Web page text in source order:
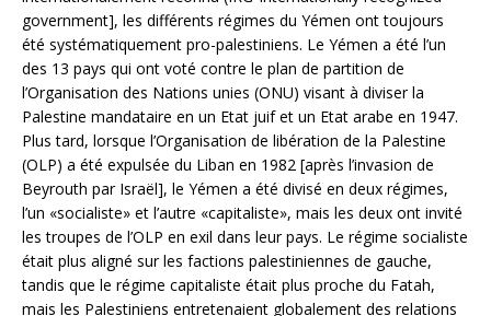
government], les différents régimes du Yémen ont toujours
été systématiquement pro-palestiniens. Le Yémen a été l’un
des 13 pays qui ont voté contre le plan de partition de
l’Organisation des Nations unies (ONU) visant à diviser la
Palestine mandataire en un Etat juif et un Etat arabe en 1947.
Plus tard, lorsque l’Organisation de libération de la Palestine
(OLP) a été expulsée du Liban en 1982 [après l’invasion de
Beyrouth par Israël], le Yémen a été divisé en deux régimes,
l’un «socialiste» et l’autre «capitaliste», mais les deux ont invité
les troupes de l’OLP en exil dans leur pays. Le régime socialiste
était plus aligné sur les factions palestiniennes de gauche,
tandis que le régime capitaliste était plus proche du Fatah,
mais les Palestiniens entretenaient globalement des relations